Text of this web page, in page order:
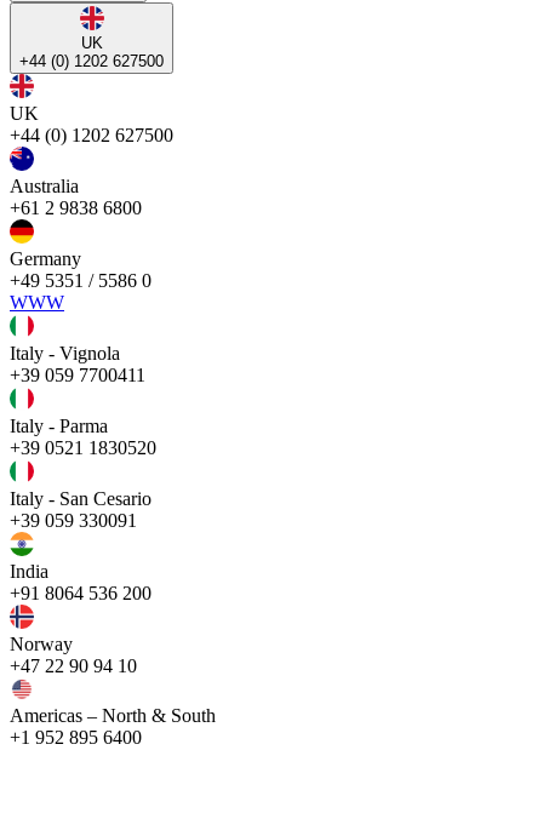
UK
+44 (0) 1202 627500
UK
+44 (0) 1202 627500
Australia
+61 2 9838 6800
Germany
+49 5351 / 5586 0
WWW
Italy - Vignola
+39 059 7700411
Italy - Parma
+39 0521 1830520
Italy - San Cesario
+39 059 330091
India
+91 8064 536 200
Norway
+47 22 90 94 10
Americas – North & South
+1 952 895 6400